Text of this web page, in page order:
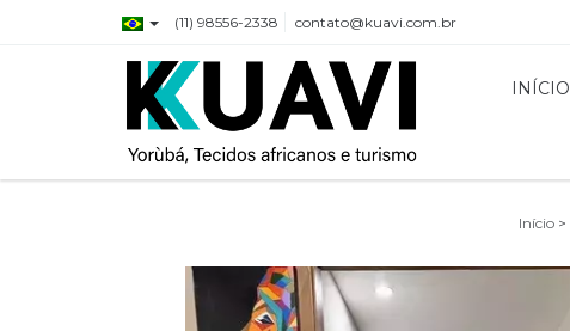
(11) 98556-2338 contato@kuavi.com.br
INÍCIO
Início >